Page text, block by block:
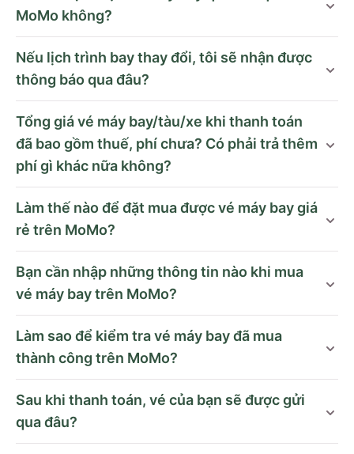
MoMo không?
Nếu lịch trình bay thay đổi, tôi sẽ nhận được
thông báo qua đâu?
Tổng giá vé máy bay/tàu/xe khi thanh toán
đã bao gồm thuế, phí chưa? Có phải trả thêm
phí gì khác nữa không?
Làm thế nào để đặt mua được vé máy bay giá
rẻ trên MoMo?
Bạn cần nhập những thông tin nào khi mua
vé máy bay trên MoMo?
Làm sao để kiểm tra vé máy bay đã mua
thành công trên MoMo?
Sau khi thanh toán, vé của bạn sẽ được gửi
qua đâu?